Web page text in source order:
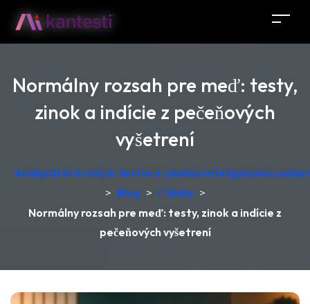
Normálny rozsah pre meď: testy,
zinok a indície z pečeňových
vyšetrení
Analyzátor krvných testov s umelou inteligenciou
> Blog > Články >
Normálny rozsah pre meď: testy, zinok a indície z
pečeňových vyšetrení